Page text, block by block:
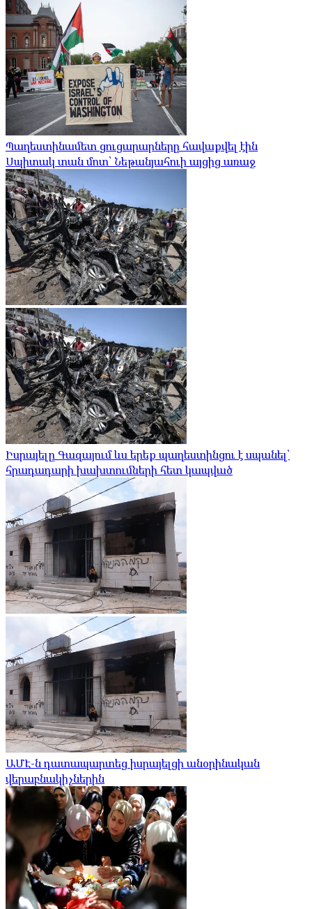
Պաղեստինամետ ցուցարարները հավաքվել էին
Սպիտակ տան մոտ՝ Նեթանյահուի այցից առաջ
Իսրայելը Գազայում ևս երեք պաղեստինցու է սպանել՝
հրադադարի խախտումների հետ կապված
ԱՄԷ-ն դատապարտեց իսրայելցի անօրինական
վերաբնակիչներին